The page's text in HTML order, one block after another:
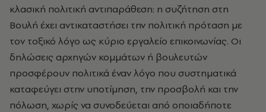
κλασική πολιτική αντιπαράθεση: η συζήτηση στη
Βουλή έχει αντικαταστήσει την πολιτική πρόταση με
τον τοξικό λόγο ως κύριο εργαλείο επικοινωνίας. Οι
δηλώσεις αρχηγών κομμάτων ή βουλευτών
προσφέρουν πολιτικά έναν λόγο που συστηματικά
καταφεύγει στην υποτίμηση, την προσβολή και την
πόλωση, χωρίς να συνοδεύεται από οποιαδήποτε